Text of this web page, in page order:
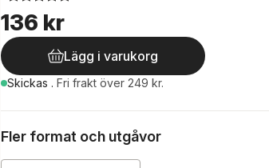
136 kr
Lägg i varukorg
Skickas . Fri frakt över 249 kr.
Fler format och utgåvor